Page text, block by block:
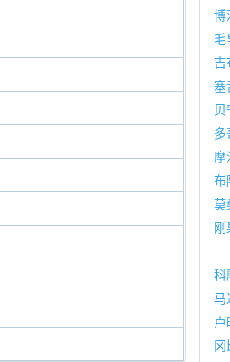
博
毛
吉
塞
贝
多
摩
布
莫
刚
科
马
卢
冈